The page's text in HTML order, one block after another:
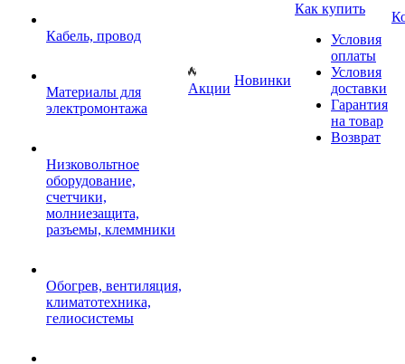
Кабель, провод
Материалы для
электромонтажа
Низковольтное
оборудование,
счетчики,
молниезащита,
разъемы, клеммники
Обогрев, вентиляция,
климатотехника,
гелиосистемы
Акции
Новинки
Как купить
Условия
оплаты
Условия
доставки
Гарантия
на товар
Возврат